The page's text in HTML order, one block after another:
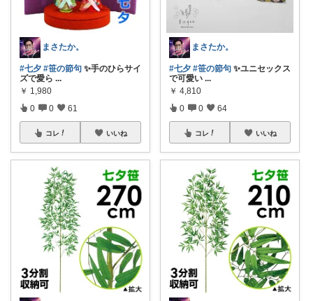
まさたか。
#七夕 #笹の節句 ✨手のひらサイ
ズで愛ら ...
￥ 1,980
0 0 61
コレ いいね
まさたか。
#七夕 #笹の節句 ✨ユニセックス
で可愛い ...
￥ 4,810
0 0 64
コレ いいね